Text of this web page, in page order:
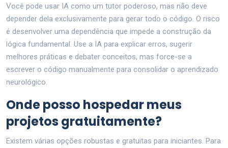
Você pode usar IA como um tutor poderoso, mas não deve
depender dela exclusivamente para gerar todo o código. O risco
é desenvolver uma dependência que impede a construção da
lógica fundamental. Use a IA para explicar erros, sugerir
melhores práticas e debater conceitos, mas force-se a
escrever o código manualmente para consolidar o aprendizado
neurológico.
Onde posso hospedar meus
projetos gratuitamente?
Existem várias opções robustas e gratuitas para iniciantes. Para